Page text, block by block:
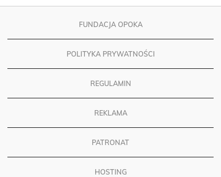
FUNDACJA OPOKA
POLITYKA PRYWATNOŚCI
REGULAMIN
REKLAMA
PATRONAT
HOSTING